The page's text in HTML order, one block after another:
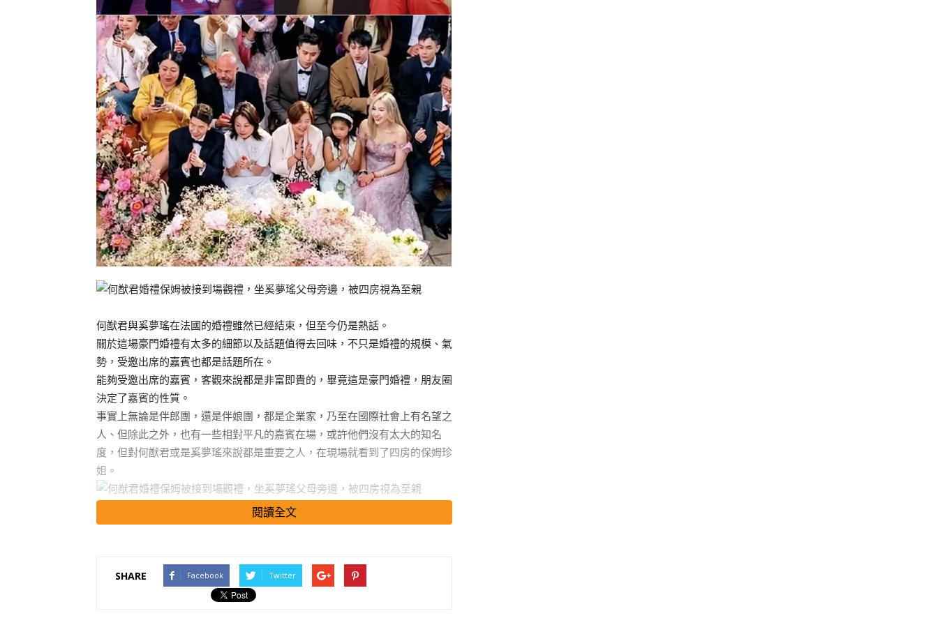
何猷君與奚夢瑤在法國的婚禮雖然已經結束，但至今仍是熱話。
關於這場豪門婚禮有太多的細節以及話題值得去回味，不只是婚禮的規模、氣
勢，受邀出席的嘉賓也都是話題所在。
能夠受邀出席的嘉賓，客觀來說都是非富即貴的，畢竟這是豪門婚禮，朋友圈
決定了嘉賓的性質。
事實上無論是伴郎團，還是伴娘團，都是企業家，乃至在國際社會上有名望之
人、但除此之外，也有一些相對平凡的嘉賓在場，或許他們沒有太大的知名
度，但對何猷君或是奚夢瑤來說都是重要之人，在現場就看到了四房的保姆珍
姐。
像何鴻燊四房這種大戶人家，家中有幾個保姆、外佣是在尋常不過的事情，不
在婚禮現場，珍姐的待遇、地位都很高，完全被四房當成親人這般對待。
在一系列婚禮照片被公開后，赫然發現，在教堂行禮的時候，珍姐被安排坐在
閱讀全文
SHARE Facebook Twitter